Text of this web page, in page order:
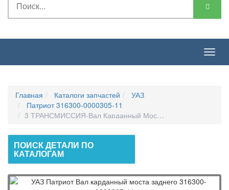
Главная Каталоги запчастей
УАЗ
Патриот 316300-0000305-11
3 ТРАНСМИССИЯ-Вал Карданный Моста Заднего
ПОИСК ДЕТАЛИ ПО
КАТАЛОГАМ